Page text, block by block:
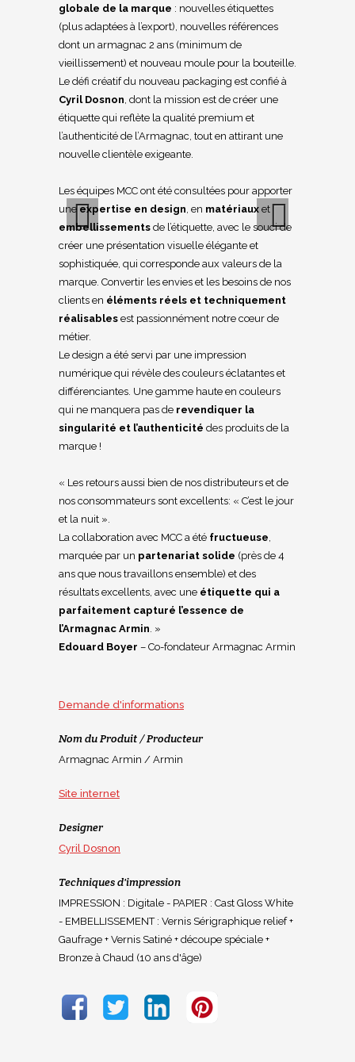
Previous Next
globale de la marque : nouvelles étiquettes
(plus adaptées à l’export), nouvelles références
dont un armagnac 2 ans (minimum de
vieillissement) et nouveau moule pour la bouteille.
Le défi créatif du nouveau packaging est confié à
Cyril Dosnon, dont la mission est de créer une
étiquette qui reflète la qualité premium et
l’authenticité de l’Armagnac, tout en attirant une
nouvelle clientèle exigeante.
Les équipes MCC ont été consultées pour apporter
uneexpertise en design, en matériaux et
embellissements de l’étiquette, avec le souci de
créer une présentation visuelle élégante et
sophistiquée, qui corresponde aux valeurs de la
marque. Convertir les envies et les besoins de nos
clients en éléments réels et techniquement
réalisables est passionnément notre cœur de
métier.
Le design a été servi par une impression
numérique qui révèle des couleurs éclatantes et
différenciantes. Une gamme haute en couleurs
qui ne manquera pas de revendiquer la
singularité et l’authenticité des produits de la
marque !
« Les retours aussi bien de nos distributeurs et de
nos consommateurs sont excellents: « C’est le jour
et la nuit ».
La collaboration avec MCC a été fructueuse,
marquée par un partenariat solide (près de 4
ans que nous travaillons ensemble) et des
résultats excellents, avec une étiquette qui a
parfaitement capturé l’essence de
l’Armagnac Armin. »
Edouard Boyer – Co-fondateur Armagnac Armin
Demande d'informations
Nom du Produit / Producteur
Armagnac Armin / Armin
Site internet
Designer
Cyril Dosnon
Techniques d'impression
IMPRESSION : Digitale - PAPIER : Cast Gloss White
- EMBELLISSEMENT : Vernis Sérigraphique relief +
Gaufrage + Vernis Satiné + découpe spéciale +
Bronze à Chaud (10 ans d'âge)